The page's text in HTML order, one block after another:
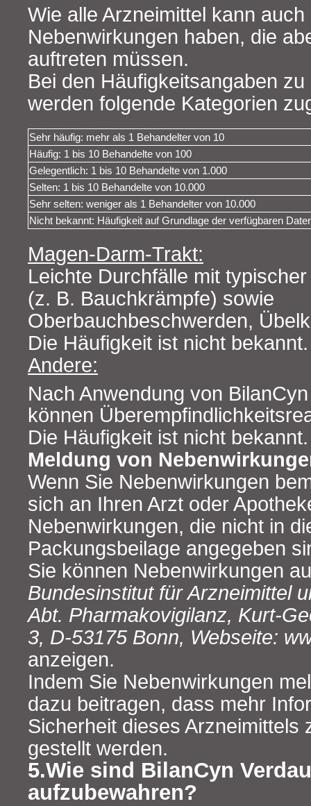
Wie alle Arzneimittel kann
Nebenwirkungen haben, die
auftreten müssen.
Bei den Häufigkeitsangaben
werden folgende Kategorien
Sehr häufig: mehr als 1 Behandelter von 10
Häufig: 1 bis 10 Behandelte von 100
Gelegentlich: 1 bis 10 Behandelte von 1.000
Selten: 1 bis 10 Behandelte von 10.000
Sehr selten: weniger als 1 Behandelter von 10.000
Nicht bekannt: Häufigkeit auf Grundlage der verfügbaren
Magen-Darm-Trakt:
Leichte Durchfälle mit
(z. B. Bauchkrämpfe) sowie
Oberbauchbeschwerden,
Die Häufigkeit ist nicht bekannt.
Andere:
Nach Anwendung von BilanCyn
können
Die Häufigkeit ist nicht bekannt.
Meldung von
Wenn Sie Nebenwirkungen
sich an Ihren Arzt oder
Nebenwirkungen, die nicht in
Packungsbeilage angegeben
Sie können Nebenwirkungen
Bundesinstitut für Arzneimittel
Abt. Pharmakovigilanz, Kurt-
3, D-53175 Bonn, Webseite:
anzeigen.
Indem Sie Nebenwirkungen
dazu beitragen, dass mehr
Sicherheit dieses Arzneimittels
gestellt werden.
5.Wie sind BilanCyn
aufzubewahren?